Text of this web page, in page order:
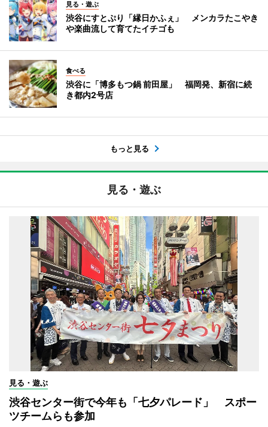
見る・遊ぶ
渋谷にすとぷり「縁日かふぇ」 メンカラたこやき
や楽曲流して育てたイチゴも
食べる
渋谷に「博多もつ鍋 前田屋」 福岡発、新宿に続
き都内2号店
もっと見る
見る・遊ぶ
見る・遊ぶ
渋谷センター街で今年も「七夕パレード」 スポー
ツチームらも参加